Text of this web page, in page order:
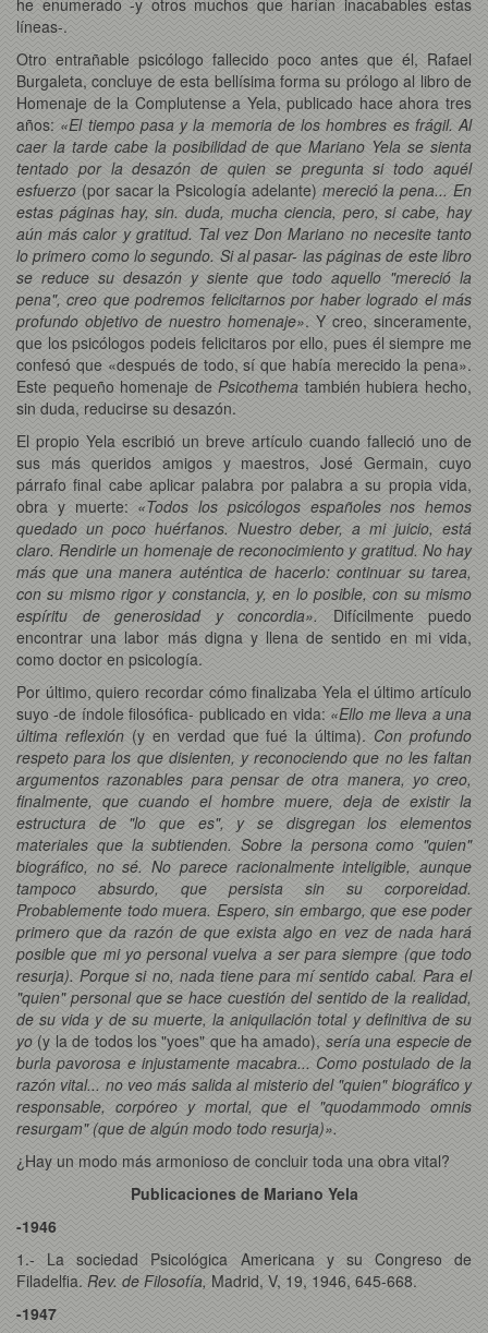
líneas-.
Otro entrañable psicólogo fallecido poco antes que él, Rafael
Burgaleta, concluye de esta bellísima forma su prólogo al libro de
Homenaje de la Complutense a Yela, publicado hace ahora tres
años: «El tiempo pasa y la memoria de los hombres es frágil. Al
caer la tarde cabe la posibilidad de que Mariano Yela se sienta
tentado por la desazón de quien se pregunta si todo aquél
esfuerzo (por sacar la Psicología adelante) mereció la pena... En
estas páginas hay, sin. duda, mucha ciencia, pero, si cabe, hay
aún más calor y gratitud. Tal vez Don Mariano no necesite tanto
lo primero como lo segundo. Si al pasar- las páginas de este libro
se reduce su desazón y siente que todo aquello "mereció la
pena", creo que podremos felicitarnos por haber logrado el más
profundo objetivo de nuestro homenaje». Y creo, sinceramente,
que los psicólogos podeis felicitaros por ello, pues él siempre me
confesó que «después de todo, sí que había merecido la pena».
Este pequeño homenaje de Psicothema también hubiera hecho,
sin duda, reducirse su desazón.
El propio Yela escribió un breve artículo cuando falleció uno de
sus más queridos amigos y maestros, José Germain, cuyo
párrafo final cabe aplicar palabra por palabra a su propia vida,
obra y muerte: «Todos los psicólogos españoles nos hemos
quedado un poco huérfanos. Nuestro deber, a mi juicio, está
claro. Rendirle un homenaje de reconocimiento y gratitud. No hay
más que una manera auténtica de hacerlo: continuar su tarea,
con su mismo rigor y constancia, y, en lo posible, con su mismo
espíritu de generosidad y concordia». Difícilmente puedo
encontrar una labor más digna y llena de sentido en mi vida,
como doctor en psicología.
Por último, quiero recordar cómo finalizaba Yela el último artículo
suyo -de índole filosófica- publicado en vida: «Ello me lleva a una
última reflexión(y en verdad que fué la última). Con profundo
respeto para los que disienten, y reconociendo que no les faltan
argumentos razonables para pensar de otra manera, yo creo,
finalmente, que cuando el hombre muere, deja de existir la
estructura de "lo que es", y se disgregan los elementos
materiales que la subtienden. Sobre la persona como "quien"
biográfico, no sé. No parece racionalmente inteligible, aunque
tampoco absurdo, que persista sin su corporeidad.
Probablemente todo muera. Espero, sin embargo, que ese poder
primero que da razón de que exista algo en vez de nada hará
posible que mi yo personal vuelva a ser para siempre (que todo
resurja). Porque si no, nada tiene para mí sentido cabal. Para el
"quien" personal que se hace cuestión del sentido de la realidad,
de su vida y de su muerte, la aniquilación total y definitiva de su
yo (y la de todos los "yoes" que ha amado), sería una especie de
burla pavorosa e injustamente macabra... Como postulado de la
razón vital... no veo más salida al misterio del "quien" biográfico y
responsable, corpóreo y mortal, que el "quodammodo omnis
resurgam" (que de algún modo todo resurja)».
¿Hay un modo más armonioso de concluir toda una obra vital?
Publicaciones de Mariano Yela
-1946
1.- La sociedad Psicológica Americana y su Congreso de
Filadelfia. Rev. de Filosofía, Madrid, V, 19, 1946, 645-668.
-1947